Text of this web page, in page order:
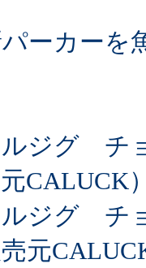
ーカーを
ルジグ チ
CALUCK
ルジグ チ
元